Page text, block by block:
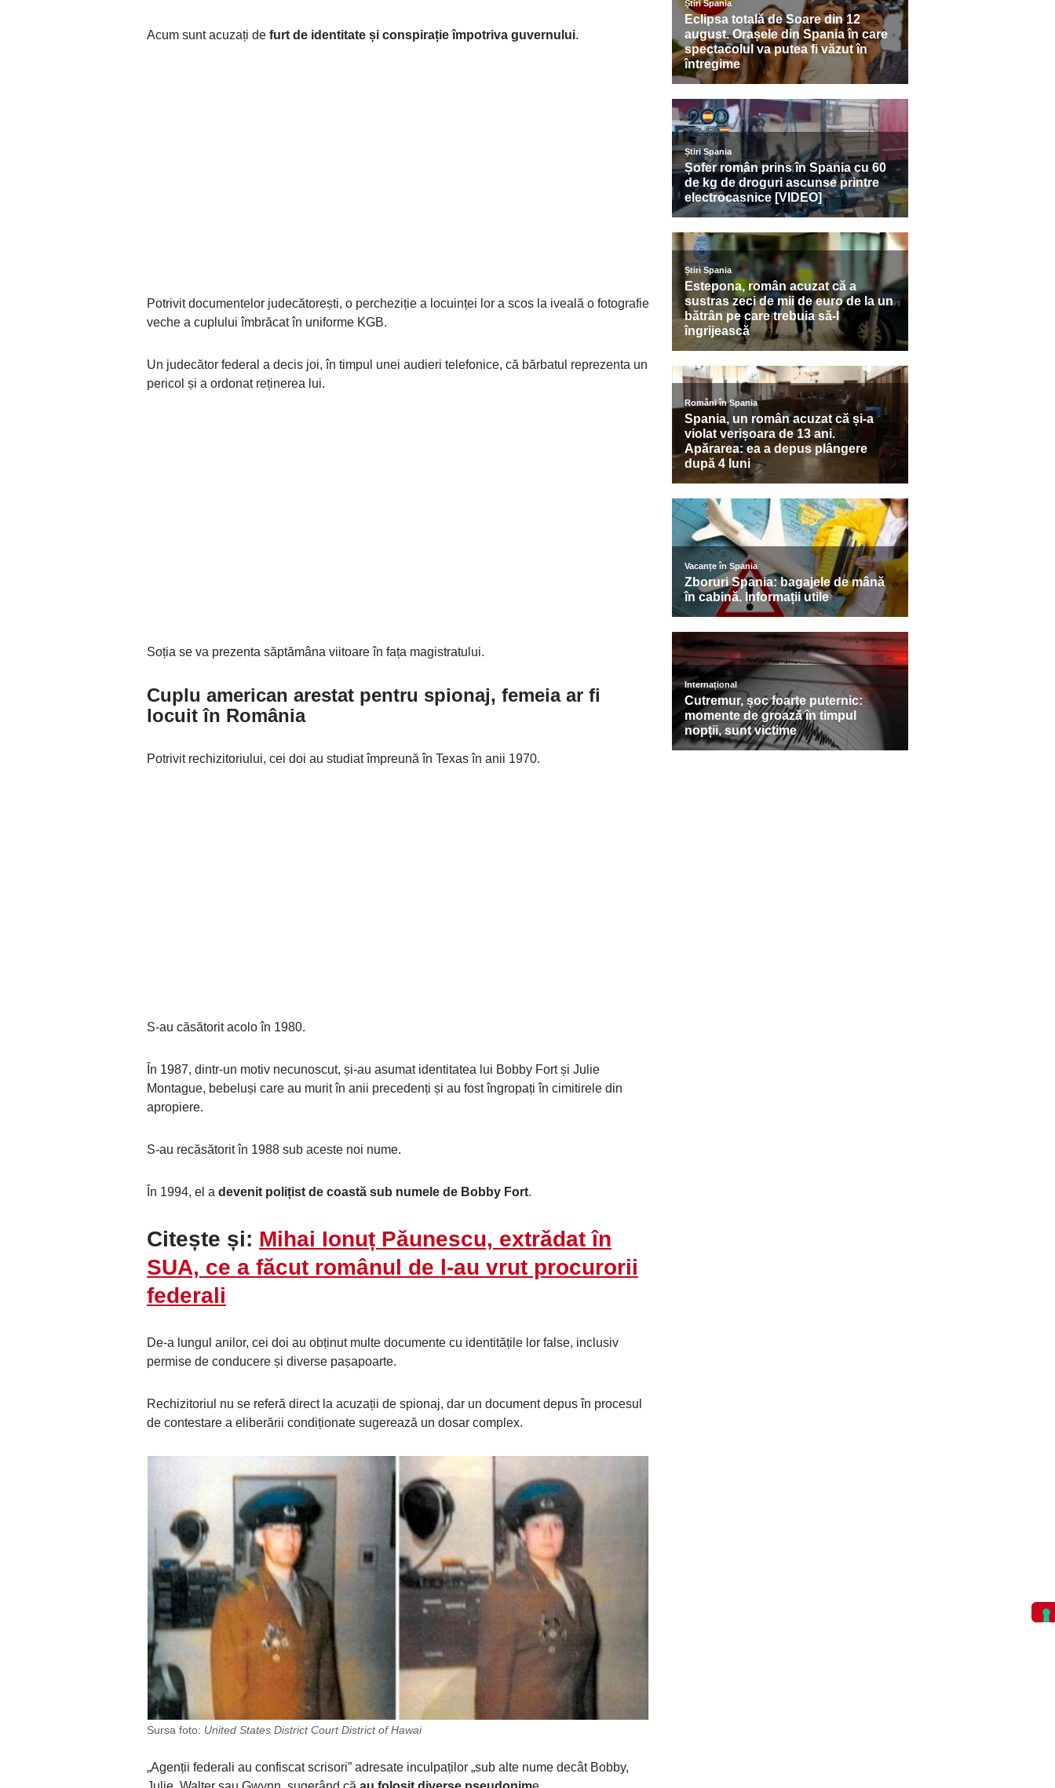
Acum sunt acuzați de furt de identitate și conspirație împotriva guvernului.
Potrivit documentelor judecătorești, o percheziție a locuinței lor a scos la iveală o fotografie
veche a cuplului îmbrăcat în uniforme KGB.
Un judecător federal a decis joi, în timpul unei audieri telefonice, că bărbatul reprezenta un
pericol și a ordonat reținerea lui.
Soția se va prezenta săptămâna viitoare în fața magistratului.
Cuplu american arestat pentru spionaj, femeia ar fi
locuit în România
Potrivit rechizitoriului, cei doi au studiat împreună în Texas în anii 1970.
S-au căsătorit acolo în 1980.
În 1987, dintr-un motiv necunoscut, și-au asumat identitatea lui Bobby Fort și Julie
Montague, bebeluși care au murit în anii precedenți și au fost îngropați în cimitirele din
apropiere.
S-au recăsătorit în 1988 sub aceste noi nume.
În 1994, el a devenit polițist de coastă sub numele de Bobby Fort.
Citește și: Mihai Ionuț Păunescu, extrădat în
SUA, ce a făcut românul de l-au vrut procurorii
federali
De-a lungul anilor, cei doi au obținut multe documente cu identitățile lor false, inclusiv
permise de conducere și diverse pașapoarte.
Rechizitoriul nu se referă direct la acuzații de spionaj, dar un document depus în procesul
de contestare a eliberării condiționate sugerează un dosar complex.
Sursa foto: United States District Court District of Hawai
„Agenții federali au confiscat scrisori” adresate inculpaților „sub alte nume decât Bobby,